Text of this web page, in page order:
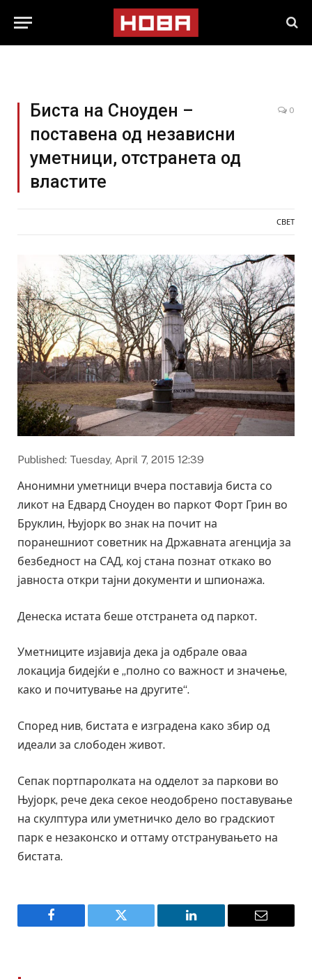
Биста на Сноуден –
поставена од независни
уметници, отстранета од
властите
0
СВЕТ
Published: Tuesday, April 7, 2015 12:39
Анонимни уметници вчера поставија биста со
ликот на Едвард Сноуден во паркот Форт Грин во
Бруклин, Њујорк во знак на почит на
поранешниот советник на Државната агенција за
безбедност на САД, кој стана познат откако во
јавноста откри тајни документи и шпионажа.
Денеска истата беше отстранета од паркот.
Уметниците изјавија дека ја одбрале оваа
локација бидејќи е „полно со важност и значење,
како и почитување на другите“.
Според нив, бистата е изградена како збир од
идеали за слободен живот.
Сепак портпаролката на одделот за паркови во
Њујорк, рече дека секое неодобрено поставување
на скулптура или уметничко дело во градскиот
парк е незаконско и оттаму отстранувањето на
бистата.
Facebook Twitter LinkedIn Email